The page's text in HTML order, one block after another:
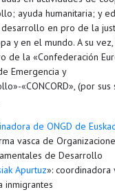
ayuda humanitaria; y
en pro de la
y en el mundo. A su
de la «Confederación
Emergencia y
«CONCORD», (por sus
de ONGD de
vasca de
de Desarrollo
Apurtuz»: coordinadora
inmigrantes